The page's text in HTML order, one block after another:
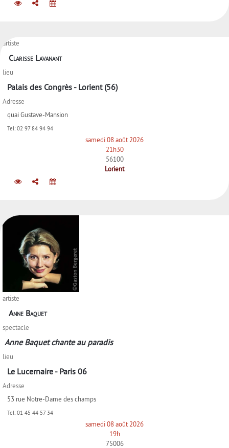
artiste
Clarisse Lavanant
lieu
Palais des Congrès - Lorient (56)
Adresse
quai Gustave-Mansion
Tel: 02 97 84 94 94
samedi 08 août 2026
21h30
56100
Lorient
artiste
Anne Baquet
spectacle
Anne Baquet chante au paradis
lieu
Le Lucernaire - Paris 06
Adresse
53 rue Notre-Dame des champs
Tel: 01 45 44 57 34
samedi 08 août 2026
19h
75006